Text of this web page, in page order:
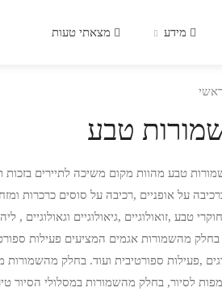
מידע מצאתי טעות
טבע
טבע מהוות מקום משיכה לתיירים בזכות
על אופניים ,רכיבה על סוסים כרכרות
טבע ,זואולוגיים ,גיאולוגיים
מהשמורות אגמים המציעים פעילות
,פעילות ספורטיבית ועוד. בחלק מהשמורות
לסיור, בחלק מהשמורות במסלולי הסיור